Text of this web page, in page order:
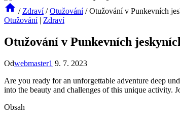
/ Zdraví / Otužování / Otužování v Punkevních
Otužování| Zdraví
Otužování v Punkevních
Odwebmaster1 9. 7. 2023
Are you ready for an unforgettable adventure deep
into the beauty and challenges of this unique activity.
Obsah